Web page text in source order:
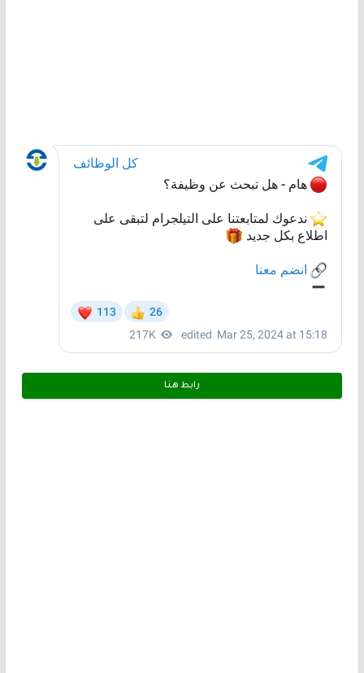
رابط هـنـا